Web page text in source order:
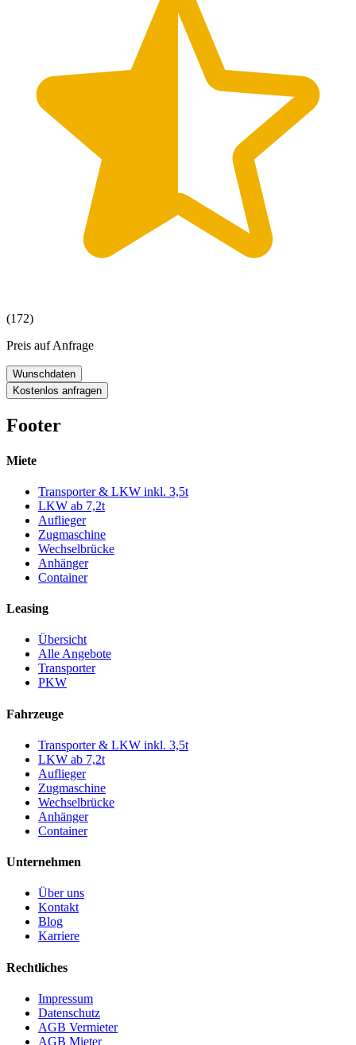
(172)
Preis auf Anfrage
Wunschdaten
Kostenlos anfragen
Footer
Miete
Transporter & LKW inkl. 3,5t
LKW ab 7,2t
Auflieger
Zugmaschine
Wechselbrücke
Anhänger
Container
Leasing
Übersicht
Alle Angebote
Transporter
PKW
Fahrzeuge
Transporter & LKW inkl. 3,5t
LKW ab 7,2t
Auflieger
Zugmaschine
Wechselbrücke
Anhänger
Container
Unternehmen
Über uns
Kontakt
Blog
Karriere
Rechtliches
Impressum
Datenschutz
AGB Vermieter
AGB Mieter